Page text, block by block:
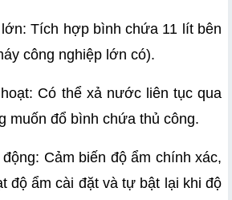
Tích hợp bình chứa 11 lít bên
công nghiệp lớn có).
Có thể xả nước liên tục qua
muốn đổ bình chứa thủ công.
Cảm biến độ ẩm chính xác,
độ ẩm cài đặt và tự bật lại khi độ